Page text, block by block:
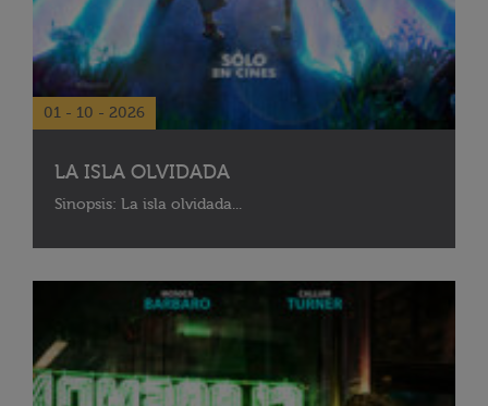
01 - 10 - 2026
LA ISLA OLVIDADA
Sinopsis: La isla olvidada...